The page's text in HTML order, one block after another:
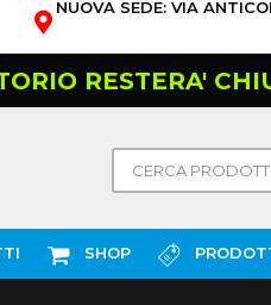
NUOVA SEDE: VIA
RESTERA'
SHOP